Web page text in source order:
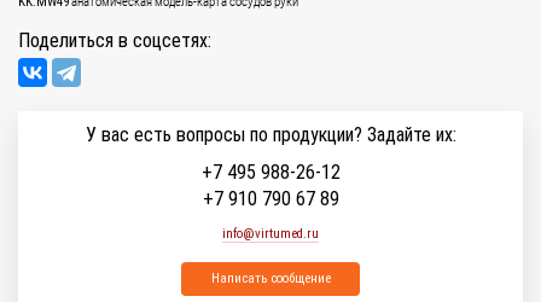
Поделиться в соцсетях:
У вас есть вопросы по продукции? Задайте их:
+7 495 988-26-12
+7 910 790 67 89
info@virtumed.ru
Написать сообщение